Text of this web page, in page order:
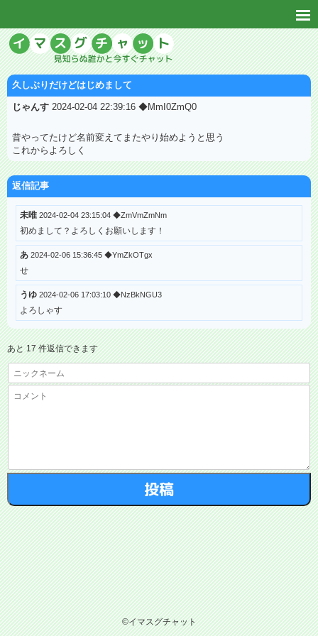
久しぶりだけどはじめまして
じゃんす 2024-02-04 22:39:16 ◆MmI0ZmQ0
昔やってたけど名前変えてまたやり始めようと思う
これからよろしく
返信記事
未唯 2024-02-04 23:15:04 ◆ZmVmZmNm
初めまして？よろしくお願いします！
あ 2024-02-06 15:36:45 ◆YmZkOTgx
せ
うゆ 2024-02-06 17:03:10 ◆NzBkNGU3
よろしゃす
あと 17 件返信できます
©イマスグチャット